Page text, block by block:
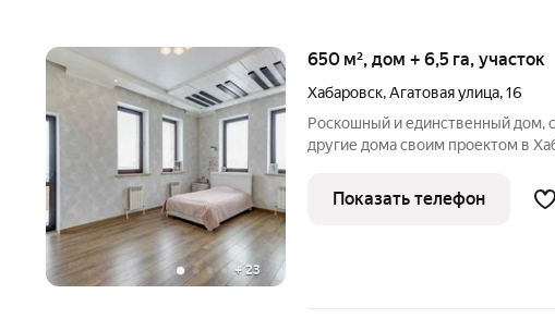
+23
650 м², дом + 6,5 га, участок
Хабаровск,Агатовая улица,16
Роскошный и единственный дом,
другие дома своим проектом в
не давящими потолками, и
Дом Дом построили
Показать телефон